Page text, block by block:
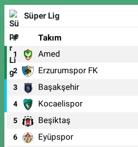
Süper Lig
# Takım
1 Amed
2 Erzurumspor FK
3 Başakşehir
4 Kocaelispor
5 Beşiktaş
6 Eyüpspor